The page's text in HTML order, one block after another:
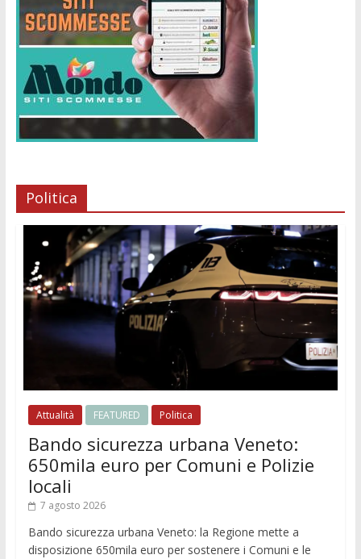
Politica
Attualità FEATURED Politica
Bando sicurezza urbana Veneto:
650mila euro per Comuni e Polizie
locali
7 agosto 2026
Bando sicurezza urbana Veneto: la Regione mette a
disposizione 650mila euro per sostenere i Comuni e le